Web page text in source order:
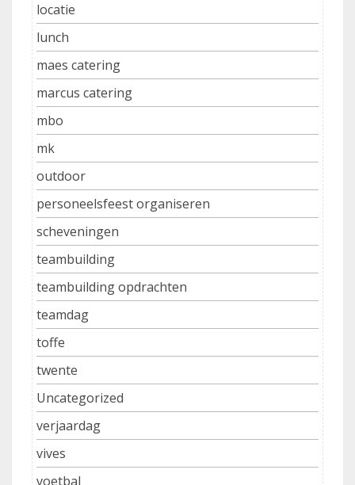
locatie
lunch
maes catering
marcus catering
mbo
mk
outdoor
personeelsfeest organiseren
scheveningen
teambuilding
teambuilding opdrachten
teamdag
toffe
twente
Uncategorized
verjaardag
vives
voetbal